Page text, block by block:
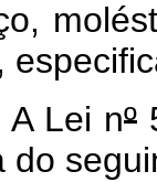
A Lei nº
do